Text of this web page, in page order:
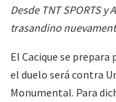
Desde TNT SPORTS
trasandino
El Cacique se
el duelo será contra
Monumental. Para